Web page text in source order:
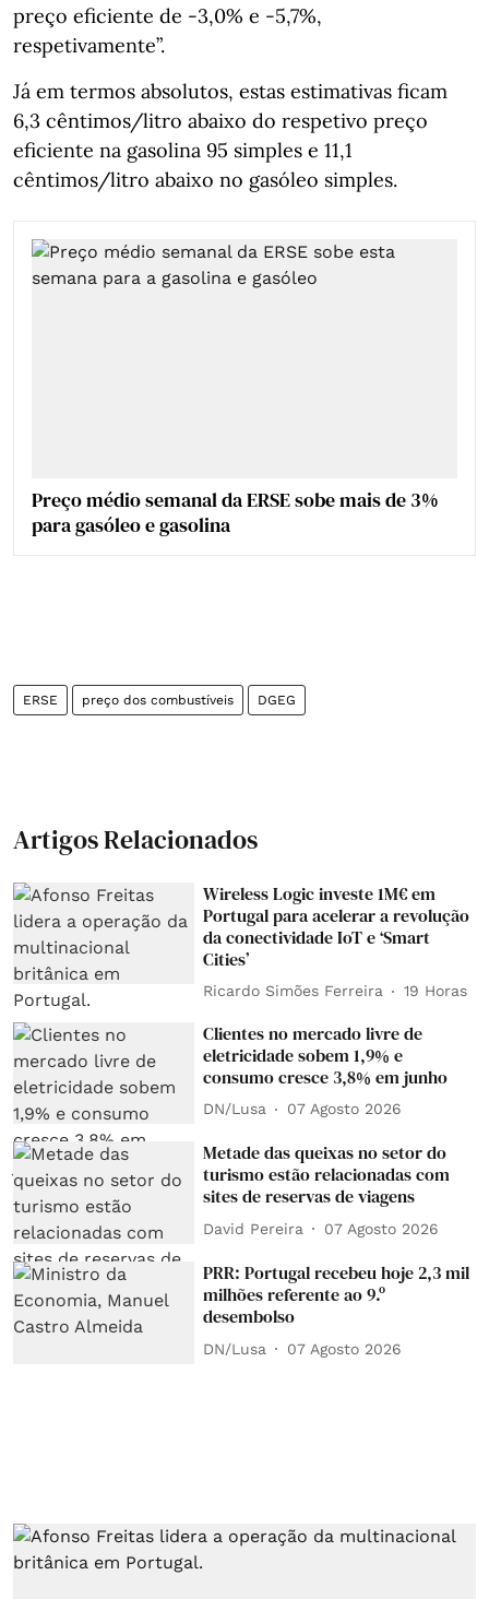
preço eficiente de -3,0% e -5,7%,
respetivamente”.
Já em termos absolutos, estas estimativas ficam
6,3 cêntimos/litro abaixo do respetivo preço
eficiente na gasolina 95 simples e 11,1
cêntimos/litro abaixo no gasóleo simples.
Preço médio semanal da ERSE sobe mais de 3%
para gasóleo e gasolina
ERSE preço dos combustíveis DGEG
Artigos Relacionados
Wireless Logic investe 1M€ em
Portugal para acelerar a revolução
da conectividade IoT e ‘Smart
Cities’
Ricardo Simões Ferreira 19 Horas
Clientes no mercado livre de
eletricidade sobem 1,9% e
consumo cresce 3,8% em junho
DN/Lusa 07 Agosto 2026
Metade das queixas no setor do
turismo estão relacionadas com
sites de reservas de viagens
David Pereira 07 Agosto 2026
PRR: Portugal recebeu hoje 2,3 mil
milhões referente ao 9.º
desembolso
DN/Lusa 07 Agosto 2026